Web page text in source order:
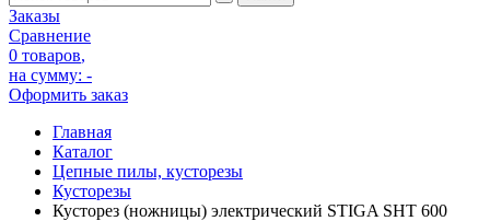
Заказы
Сравнение
0 товаров,
на сумму: -
Оформить заказ
Главная
Каталог
Цепные пилы, кусторезы
Кусторезы
Кусторез (ножницы) электрический STIGA SHT 600